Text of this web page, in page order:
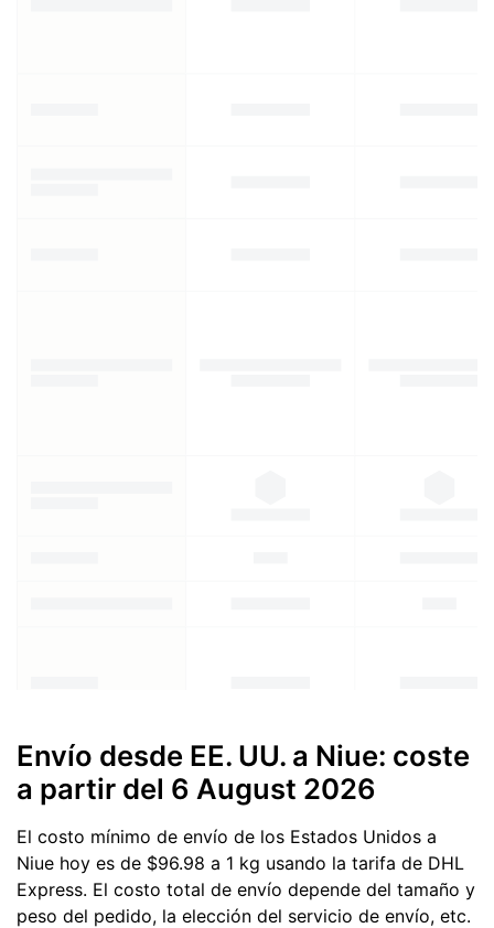
Envío desde EE. UU. a Niue: coste
a partir del 6 August 2026
El costo mínimo de envío de los Estados Unidos a
Niue hoy es de $96.98 a 1 kg usando la tarifa de DHL
Express. El costo total de envío depende del tamaño y
peso del pedido, la elección del servicio de envío, etc.